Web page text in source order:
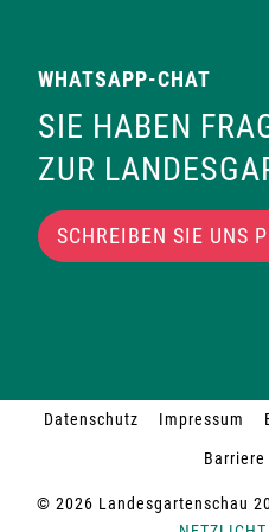
WHATSAPP-CHAT
SIE HABEN
ZUR
SCHREIBEN SIE UNS
© 2026 Landesgartenschau
Datenschutz Impressum